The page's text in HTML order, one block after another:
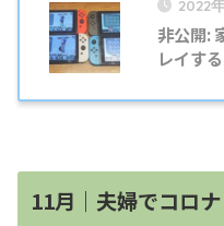
2022
非公開:
レイす
11月｜夫婦でコロナ